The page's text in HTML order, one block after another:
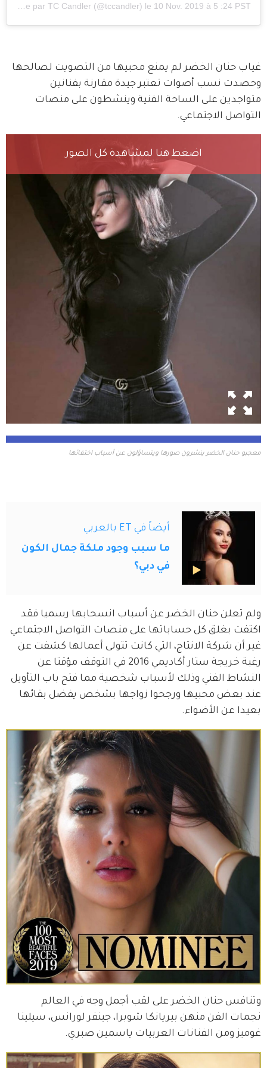
TC Candler (@tccandler) le 10 Nov. 2019 à 5 :24 PST
غياب حنان الخضر لم يمنع محبيها من التصويت لصالحها
وحصدت نسب أصوات تعتبر جيدة مقارنة بفنانين
متواجدين على الساحة الفنية وينشطون على منصات
التواصل الاجتماعي.
معجبو حنان الخضر ينشرون صورها ويتساؤلون عن أسباب اختفائها
أيضاً في ET بالعربي
ما سبب وجود ملكة جمال الكون
في دبي؟
ولم تعلن حنان الخضر عن أسباب انسحابها رسميا فقد
اكتفت بغلق كل حساباتها على منصات التواصل الاجتماعي
غير أن شركة الانتاج، التي كانت تتولى أعمالها كشفت عن
رغبة خريجة ستار أكاديمي 2016 في التوقف مؤقتا عن
النشاط الفني وذلك لأسباب شخصية مما فتح باب التأويل
عند بعض محبيها ورجحوا زواجها بشخص يفضل بقائها
بعيدا عن الأضواء.
وتنافس حنان الخضر على لقب أجمل وجه في العالم
نجمات الفن منهن بيريانكا شوبرا، جينفر لورانس، سيلينا
غوميز ومن الفنانات العربيات ياسمين صبري.